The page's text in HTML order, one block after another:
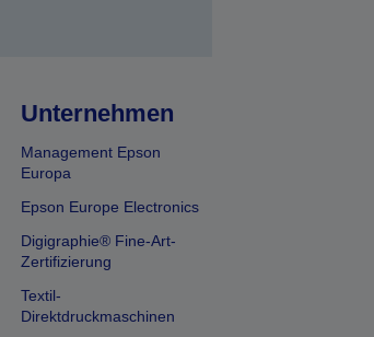
Unternehmen
Management Epson
Europa
Epson Europe Electronics
Digigraphie® Fine-Art-
Zertifizierung
Textil-
Direktdruckmaschinen